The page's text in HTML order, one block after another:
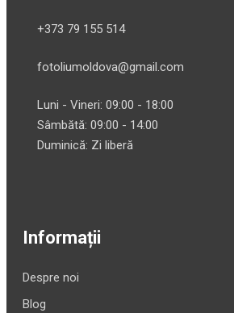
+373 79 155 514
fotoliumoldova@gmail.com
Luni - Vineri: 09:00 - 18:00
Sâmbătă: 09:00 - 14:00
Duminică: Zi liberă
Informații
Despre noi
Blog